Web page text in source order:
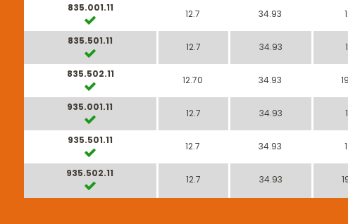
835.001.11
12.7 34.93
835.501.11
12.7 34.93
835.502.11
12.70 34.93
935.001.11
12.7 34.93
935.501.11
12.7 34.93
935.502.11
12.7 34.93